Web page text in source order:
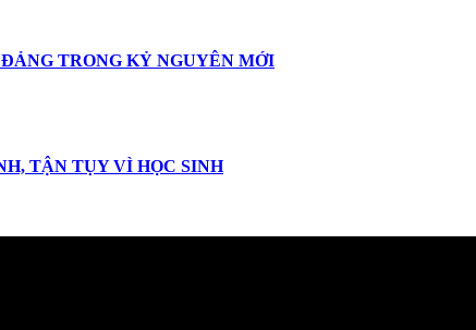
TRONG KỶ NGUYÊN MỚI
TẬN TỤY VÌ HỌC SINH